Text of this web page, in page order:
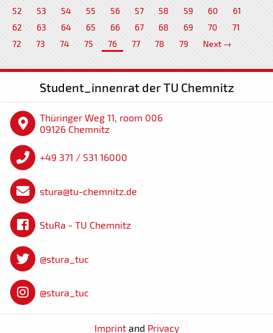
52
53 54 55 56 57 58 59 60
61
62
63 64 65 66 67 68 69 70
71
72
73 74 75 76 77 78 79 Next →
Student_innenrat der TU Chemnitz
Thüringer Weg 11, room 006
09126 Chemnitz
+49 371 / 531 16000
stura@tu-chemnitz.de
StuRa - TU Chemnitz
@stura_tuc
@stura_tuc
Imprintand Privacy